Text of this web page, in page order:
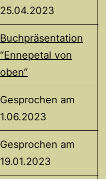
25.04.2023
Buchpräsentation
“Ennepetal von
oben”
Gesprochen am
1.06.2023
Gesprochen am
19.01.2023